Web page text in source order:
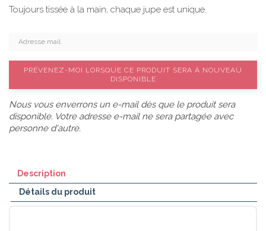
Toujours tissée à la main, chaque jupe est unique.
PRÉVENEZ-MOI LORSQUE CE PRODUIT SERA À NOUVEAU
DISPONIBLE
Nous vous enverrons un e-mail dès que le produit sera
disponible. Votre adresse e-mail ne sera partagée avec
personne d'autre.
Description
Détails du produit